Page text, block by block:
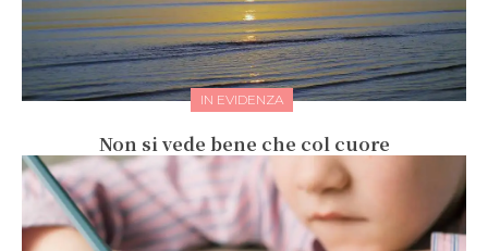
IN EVIDENZA
Non si vede bene che col cuore